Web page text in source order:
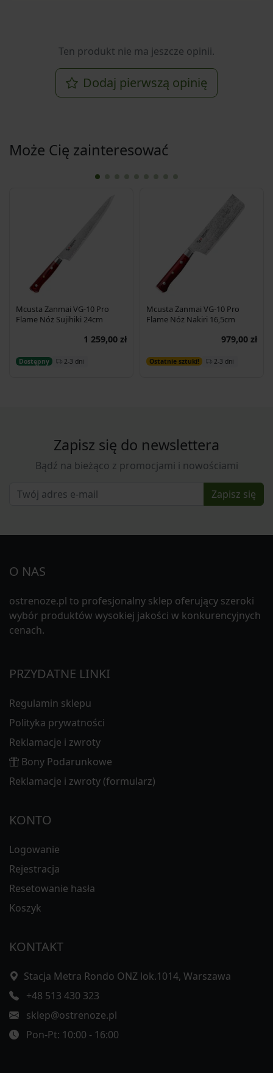
Ten produkt nie ma jeszcze opinii.
Dodaj pierwszą opinię
Może Cię zainteresować
Mcusta Zanmai VG-10 Pro
Flame Nóż Sujihiki 24cm
1 259,00 zł
Dostępny 2-3 dni
Dodaj do koszyka
Mcusta Zanmai VG-10 Pro
Flame Nóż Nakiri 16,5cm
979,00 zł
Ostatnie sztuki! 2-3 dni
Dodaj do koszyka
Zapisz się do newslettera
Bądź na bieżąco z promocjami i nowościami
Zapisz się
O NAS
ostrenoze.pl to profesjonalny sklep oferujący szeroki
wybór produktów wysokiej jakości w konkurencyjnych
cenach.
PRZYDATNE LINKI
Regulamin sklepu
Polityka prywatności
Reklamacje i zwroty
Bony Podarunkowe
Reklamacje i zwroty (formularz)
KONTO
Logowanie
Rejestracja
Resetowanie hasła
Koszyk
KONTAKT
Stacja Metra Rondo ONZ lok.1014, Warszawa
+48 513 430 323
sklep@ostrenoze.pl
Pon-Pt: 10:00 - 16:00